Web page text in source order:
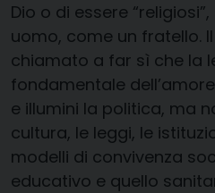
Dio o di essere
uomo, come un fratello.
chiamato a far sì che la
fondamentale
e illumini la politica, ma
cultura, le leggi, le
modelli di convivenza
educativo e quello